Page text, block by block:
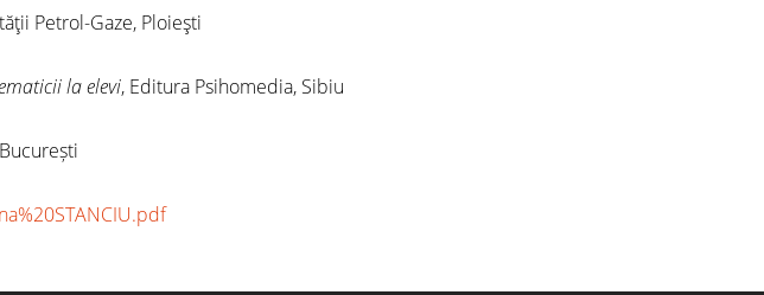
Petrol-Gaze, Ploieşti
la elevi, Editura Psihomedia, Sibiu